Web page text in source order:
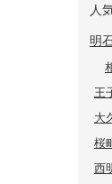
人
明
王
大
桜
西